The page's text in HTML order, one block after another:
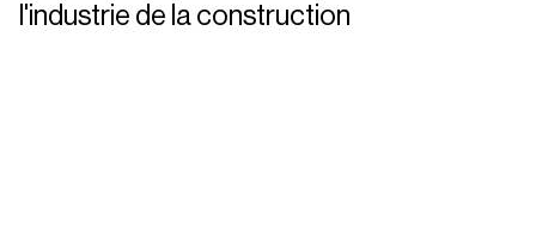
l'industrie de la construction